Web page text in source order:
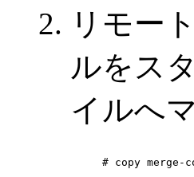
リモー
ルをス
イルへ
# copy